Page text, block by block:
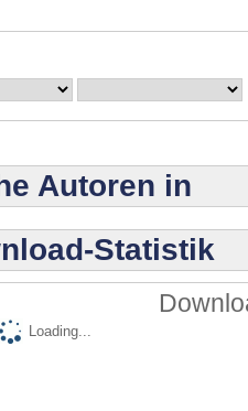
Autoren in
Statistik
Loading...